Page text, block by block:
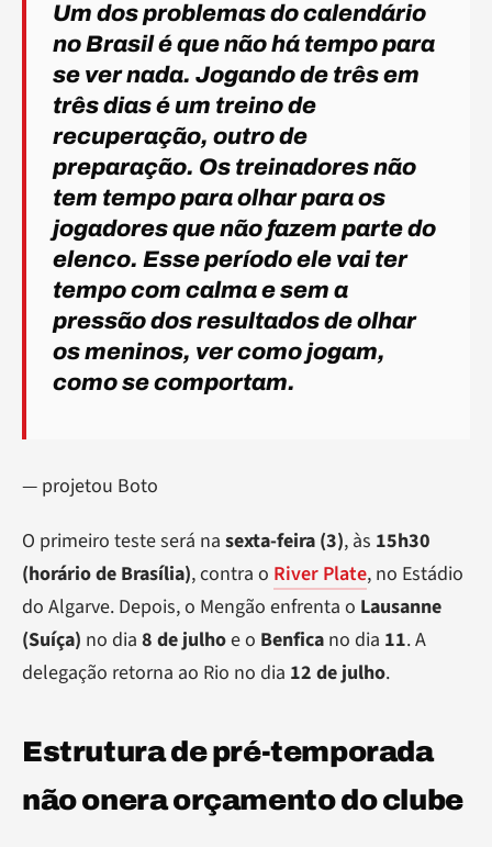
Um dos problemas do calendário
no Brasil é que não há tempo para
se ver nada. Jogando de três em
três dias é um treino de
recuperação, outro de
preparação. Os treinadores não
tem tempo para olhar para os
jogadores que não fazem parte do
elenco. Esse período ele vai ter
tempo com calma e sem a
pressão dos resultados de olhar
os meninos, ver como jogam,
como se comportam.
— projetou Boto
O primeiro teste será na sexta-feira (3), às 15h30
(horário de Brasília), contra o River Plate, no Estádio
do Algarve. Depois, o Mengão enfrenta o Lausanne
(Suíça) no dia 8 de julhoe o Benfica no dia 11. A
delegação retorna ao Rio no dia 12 de julho.
Estrutura de pré-temporada
não onera orçamento do clube